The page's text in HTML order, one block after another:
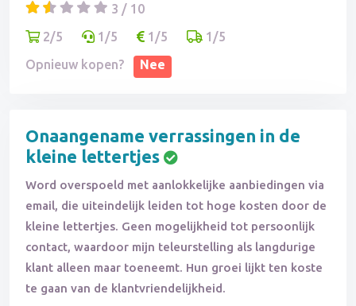
3 / 10
2/5
1/5 1/5
1/5
Opnieuw kopen?
Nee
Onaangename verrassingen in de
kleine lettertjes
Word overspoeld met aanlokkelijke aanbiedingen via
email, die uiteindelijk leiden tot hoge kosten door de
kleine lettertjes. Geen mogelijkheid tot persoonlijk
contact, waardoor mijn teleurstelling als langdurige
klant alleen maar toeneemt. Hun groei lijkt ten koste
te gaan van de klantvriendelijkheid.